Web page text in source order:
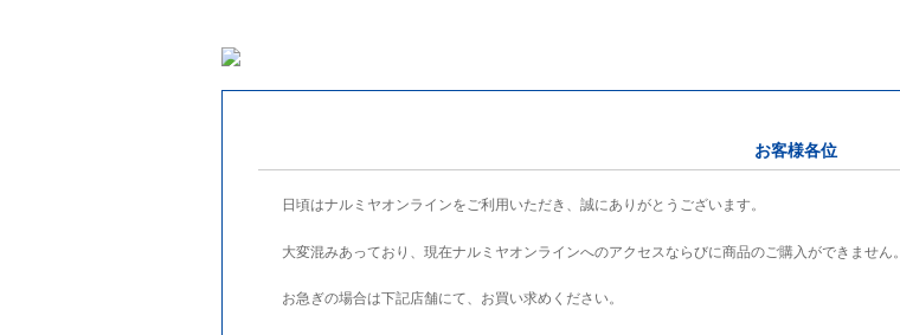
お客様各位
日頃はナルミヤオンラインをご利用いただき、誠にありがとうございます。
大変混みあっており、現在ナルミヤオンラインへのアクセスならびに商品のご購入ができません。
お急ぎの場合は下記店舗にて、お買い求めください。